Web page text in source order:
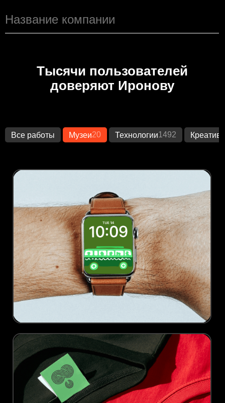
Тысячи пользователей
доверяют Иронову
Все работы Музеи20 Технологии1492 Креатив